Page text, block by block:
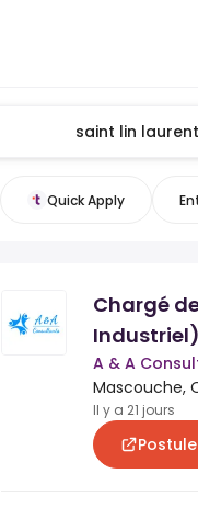
Quick Apply
Chargé
Industriel)
A & A
Mascouche,
Il y a 21 jours